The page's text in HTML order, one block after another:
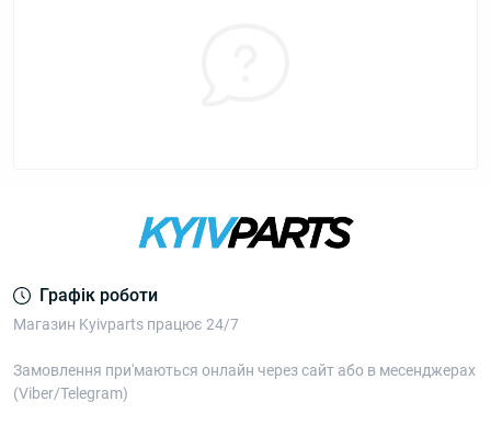
Графік роботи
Магазин Kyivparts працює 24/7
Замовлення при'маються онлайн через сайт або в месенджерах
(Viber/Telegram)